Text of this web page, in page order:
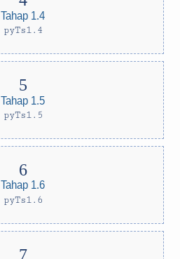
Tahap 1.4
pyTs1.4
Tahap 1.5
pyTs1.5
Tahap 1.6
pyTs1.6